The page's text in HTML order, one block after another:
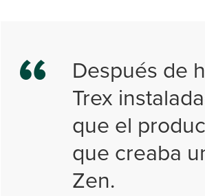
Después de
Trex
que el
que creaba
Zen.